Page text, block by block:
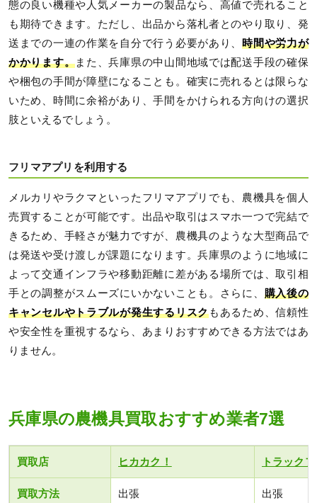
態の良い機種や人気メーカーの製品なら、高値で売れること
も期待できます。ただし、出品から落札者とのやり取り、発
送までの一連の作業を自分で行う必要があり、時間や労力が
かかります。また、兵庫県の中山間地域では配送手段の確保
や梱包の手間が障壁になることも。確実に売れるとは限らな
いため、時間に余裕があり、手間をかけられる方向けの選択
肢といえるでしょう。
フリマアプリを利用する
メルカリやラクマといったフリマアプリでも、農機具を個人
売買することが可能です。出品や取引はスマホ一つで完結で
きるため、手軽さが魅力ですが、農機具のような大型商品で
は発送や受け渡しが課題になります。兵庫県のように地域に
よって交通インフラや移動距離に差がある場所では、取引相
手との調整がスムーズにいかないことも。さらに、 購入後の
キャンセルやトラブルが発生するリスクもあるため、信頼性
や安全性を重視するなら、あまりおすすめできる方法ではあ
りません。
兵庫県の農機具買取おすすめ業者7選
買取店 ヒカカク！ トラック
買取方法 出張 出張